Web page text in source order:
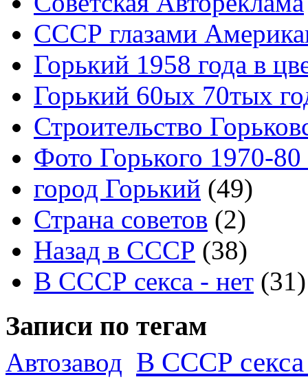
СССР глазами
Горький 1958 года в
Горький 60ых 70тых
Строительство
Фото Горького 1970-80
город Горький (49)
Страна советов (2)
Назад в СССР (38)
В СССР секса - нет (31)
Записи по тегам
Автозавод В СССР секса